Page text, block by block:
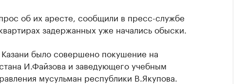
об их аресте, сообщили в пресс-службе
задержанных уже начались обыски.
было совершено покушение на
И.Файзова и заведующего учебным
мусульман республики В.Якупова.